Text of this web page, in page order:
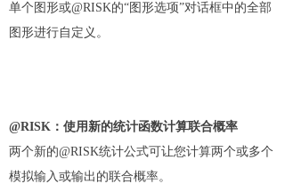
单个图形或@RISK的“图形选项”对话框中的全部
图形进行自定义。
@RISK：使用新的统计函数计算联合概率
两个新的@RISK统计公式可让您计算两个或多个
模拟输入或输出的联合概率。